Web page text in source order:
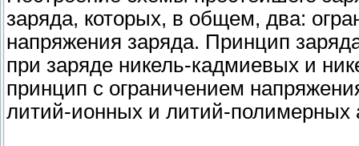
заряда, которых, в общем, два:
напряжения заряда. Принцип
при заряде никель-кадмиевых и
принцип с ограничением
литий-ионных и литий-полимерных